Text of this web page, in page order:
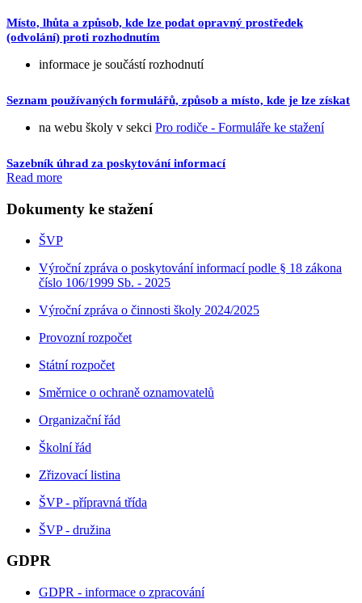
Místo, lhůta a způsob, kde lze podat opravný prostředek
(odvolání) proti rozhodnutím
informace je součástí rozhodnutí
Seznam používaných formulářů, způsob a místo, kde je lze získat
na webu školy v sekci Pro rodiče - Formuláře ke stažení
Sazebník úhrad za poskytování informací
Read more
Dokumenty ke stažení
ŠVP
Výroční zpráva o poskytování informací podle § 18 zákona
číslo 106/1999 Sb. - 2025
Výroční zpráva o činnosti školy 2024/2025
Provozní rozpočet
Státní rozpočet
Směrnice o ochraně oznamovatelů
Organizační řád
Školní řád
Zřizovací listina
ŠVP - přípravná třída
ŠVP - družina
GDPR
GDPR - informace o zpracování